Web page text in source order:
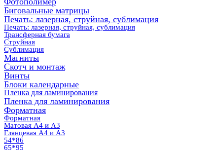
Биговальные матрицы
Печать: лазерная, струйная, сублимация
Печать: лазерная, струйная, сублимация
Трансферная бумага
Струйная
Сублимация
Магниты
Скотч и монтаж
Винты
Блоки календарные
Пленка для ламинирования
Пленка для ламинирования
Форматная
Форматная
Матовая А4 и А3
Глянцевая А4 и А3
54*86
65*95